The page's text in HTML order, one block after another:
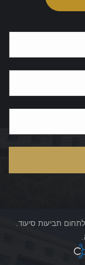
תביעות סיעוד.